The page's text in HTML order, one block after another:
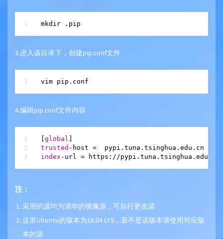
3.进入该目录下，创建pip.conf文件
4.编辑pip.conf文件内容
global
trusted
index
注：
采用的源均为清华的镜像源，可自行更改源
这里Ubuntu的版本为18.04 LTS，若不是该版本请使用对应版
本的源